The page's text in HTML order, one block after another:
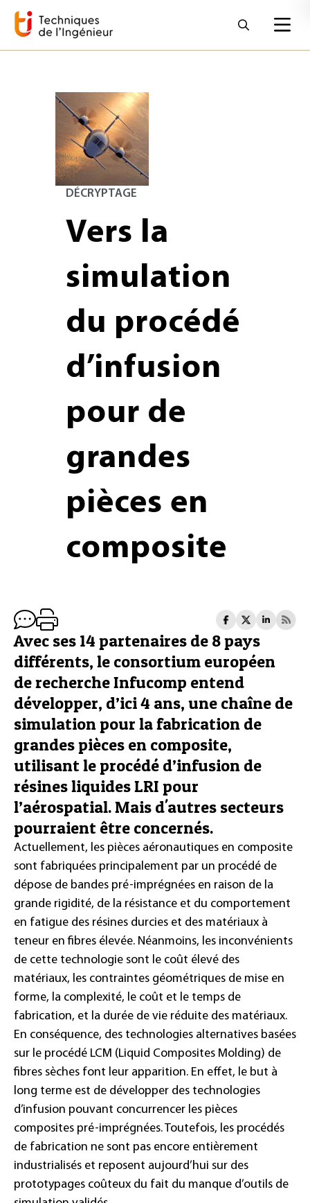
DÉCRYPTAGE
Vers la
simulation
du procédé
d’infusion
pour de
grandes
pièces en
composite
Avec ses 14 partenaires de 8 pays
différents, le consortium européen
de recherche Infucomp entend
développer, d’ici 4 ans, une chaîne de
simulation pour la fabrication de
grandes pièces en composite,
utilisant le procédé d’infusion de
résines liquides LRI pour
l’aérospatial. Mais d'autres secteurs
pourraient être concernés.
Actuellement, les pièces aéronautiques en composite
sont fabriquées principalement par un procédé de
dépose de bandes pré-imprégnées en raison de la
grande rigidité, de la résistance et du comportement
en fatigue des résines durcies et des matériaux à
teneur en fibres élevée. Néanmoins, les inconvénients
de cette technologie sont le coût élevé des
matériaux, les contraintes géométriques de mise en
forme, la complexité, le coût et le temps de
fabrication, et la durée de vie réduite des matériaux.
En conséquence, des technologies alternatives basées
sur le procédé LCM (Liquid Composites Molding) de
fibres sèches font leur apparition. En effet, le but à
long terme est de développer des technologies
d’infusion pouvant concurrencer les pièces
composites pré-imprégnées. Toutefois, les procédés
de fabrication ne sont pas encore entièrement
industrialisés et reposent aujourd’hui sur des
prototypages coûteux du fait du manque d’outils de